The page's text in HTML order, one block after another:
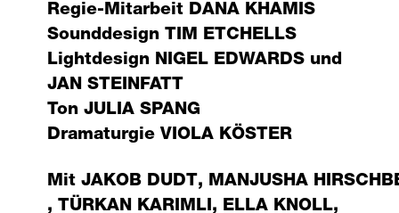
Regie-Mitarbeit DANA KHAMIS
Sounddesign TIM ETCHELLS
Lightdesign NIGEL EDWARDSund
JAN STEINFATT
Ton JULIA SPANG
Dramaturgie VIOLA KÖSTER
Mit JAKOB DUDT, MANJUSHA
, TÜRKAN KARIMLI , ELLA KNOLL,